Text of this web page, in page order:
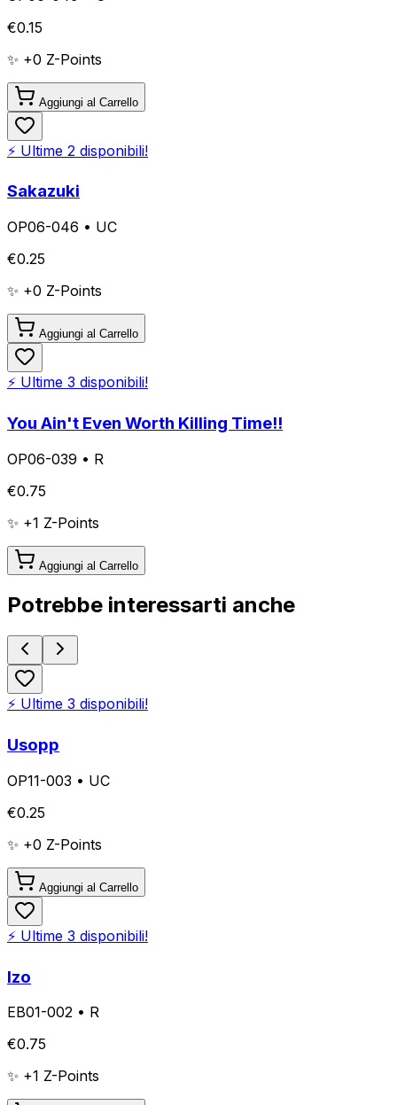
€0.15
✨ +0 Z-Points
Aggiungi al Carrello
⚡ Ultime 2 disponibili!
Sakazuki
OP06-046 • UC
€0.25
✨ +0 Z-Points
Aggiungi al Carrello
⚡ Ultime 3 disponibili!
You Ain't Even Worth Killing Time!!
OP06-039 • R
€0.75
✨ +1 Z-Points
Aggiungi al Carrello
Potrebbe interessarti anche
⚡ Ultime 3 disponibili!
Usopp
OP11-003 • UC
€0.25
✨ +0 Z-Points
Aggiungi al Carrello
⚡ Ultime 3 disponibili!
Izo
EB01-002 • R
€0.75
✨ +1 Z-Points